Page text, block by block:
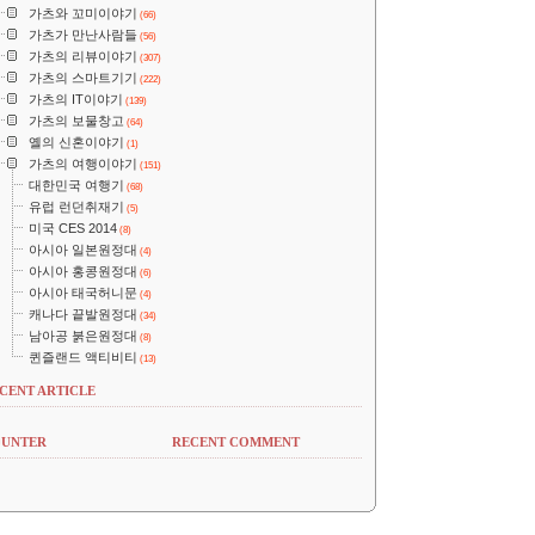
가츠와 꼬미이야기 (66)
가츠가 만난사람들 (56)
가츠의 리뷰이야기 (307)
가츠의 스마트기기 (222)
가츠의 IT이야기 (139)
가츠의 보물창고 (64)
옐의 신혼이야기 (1)
가츠의 여행이야기 (151)
대한민국 여행기 (68)
유럽 런던취재기 (5)
미국 CES 2014 (8)
아시아 일본원정대 (4)
아시아 홍콩원정대 (6)
아시아 태국허니문 (4)
캐나다 끝발원정대 (34)
남아공 붉은원정대 (8)
퀸즐랜드 액티비티 (13)
ARTICLE
RECENT COMMENT